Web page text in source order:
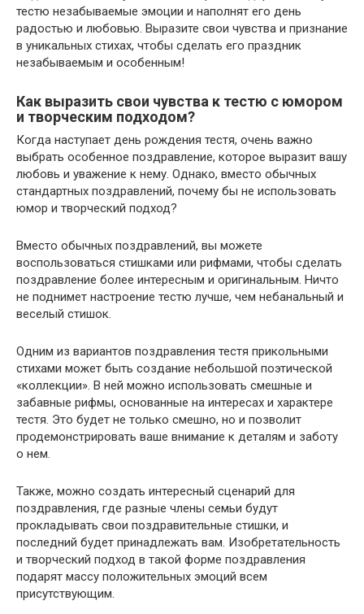
тестю незабываемые эмоции и наполнят его день
радостью и любовью. Выразите свои чувства и признание
в уникальных стихах, чтобы сделать его праздник
незабываемым и особенным!
Как выразить свои чувства к тестю с юмором
и творческим подходом?
Когда наступает день рождения тестя, очень важно
выбрать особенное поздравление, которое выразит вашу
любовь и уважение к нему. Однако, вместо обычных
стандартных поздравлений, почему бы не использовать
юмор и творческий подход?
Вместо обычных поздравлений, вы можете
воспользоваться стишками или рифмами, чтобы сделать
поздравление более интересным и оригинальным. Ничто
не поднимет настроение тестю лучше, чем небанальный и
веселый стишок.
Одним из вариантов поздравления тестя прикольными
стихами может быть создание небольшой поэтической
«коллекции». В ней можно использовать смешные и
забавные рифмы, основанные на интересах и характере
тестя. Это будет не только смешно, но и позволит
продемонстрировать ваше внимание к деталям и заботу
о нем.
Также, можно создать интересный сценарий для
поздравления, где разные члены семьи будут
прокладывать свои поздравительные стишки, и
последний будет принадлежать вам. Изобретательность
и творческий подход в такой форме поздравления
подарят массу положительных эмоций всем
присутствующим.